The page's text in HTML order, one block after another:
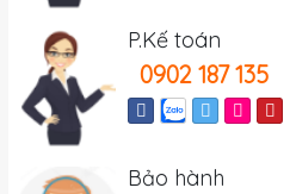
P.Kế toán
0902 187 135
Bảo hành